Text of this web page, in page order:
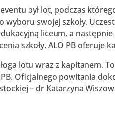
był lot, podczas
wyboru swojej szkoły.
liceum, a
szkoły. ALO PB oferuje
lotu wraz z kapitanem.
Oficjalnego powitania
– dr Katarzyna